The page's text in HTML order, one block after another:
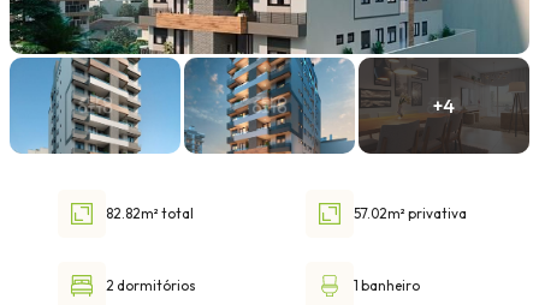
Faixa de valor
30.000,00até1.000.000,00 ou +
82.82m² total 57.02m² privativa
2 dormitórios 1 banheiro